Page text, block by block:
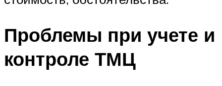
Проблемы при учете и
контроле ТМЦ